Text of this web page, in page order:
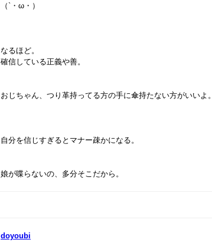
（`・ω・）
なるほど。
確信している正義や善。
おじちゃん、つり革持ってる方の手に傘持たない方がいいよ。
自分を信じすぎるとマナー疎かになる。
娘が喋らないの、多分そこだから。
doyoubi